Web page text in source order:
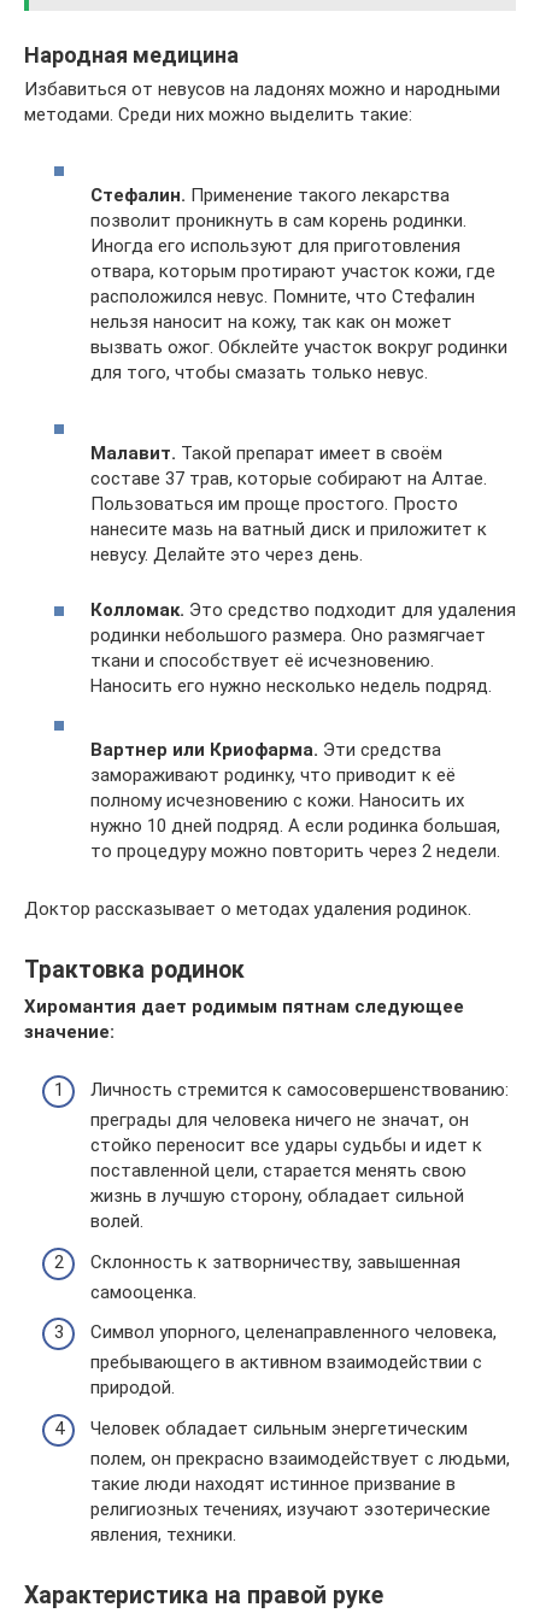
Народная медицина
Избавиться от невусов на ладонях можно и народными
методами. Среди них можно выделить такие:
Стефалин. Применение такого лекарства
позволит проникнуть в сам корень родинки.
Иногда его используют для приготовления
отвара, которым протирают участок кожи, где
расположился невус. Помните, что Стефалин
нельзя наносит на кожу, так как он может
вызвать ожог. Обклейте участок вокруг родинки
для того, чтобы смазать только невус.
Малавит. Такой препарат имеет в своём
составе 37 трав, которые собирают на Алтае.
Пользоваться им проще простого. Просто
нанесите мазь на ватный диск и приложитет к
невусу. Делайте это через день.
Колломак. Это средство подходит для удаления
родинки небольшого размера. Оно размягчает
ткани и способствует её исчезновению.
Наносить его нужно несколько недель подряд.
Вартнер или Криофарма. Эти средства
замораживают родинку, что приводит к её
полному исчезновению с кожи. Наносить их
нужно 10 дней подряд. А если родинка большая,
то процедуру можно повторить через 2 недели.
Доктор рассказывает о методах удаления родинок.
Трактовка родинок
Хиромантия дает родимым пятнам следующее
значение:
Личность стремится к самосовершенствованию:
преграды для человека ничего не значат, он
стойко переносит все удары судьбы и идет к
поставленной цели, старается менять свою
жизнь в лучшую сторону, обладает сильной
волей.
Склонность к затворничеству, завышенная
самооценка.
Символ упорного, целенаправленного человека,
пребывающего в активном взаимодействии с
природой.
Человек обладает сильным энергетическим
полем, он прекрасно взаимодействует с людьми,
такие люди находят истинное призвание в
религиозных течениях, изучают эзотерические
явления, техники.
Характеристика на правой руке